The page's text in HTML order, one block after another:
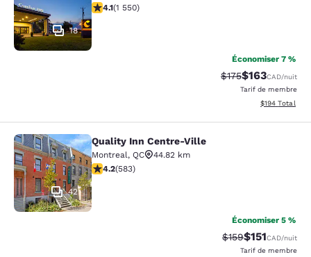
18
4.14 étoiles. Très bon. 1550 commentaires
4.1(1 550)
Économiser 7 %
Tarif barré :
$175Tarif réduit :
$163CAD/nuit
Tarif de membre
Afficher les
$194 Total
Quality Inn Centre-Ville
42
Quality Inn Centre-Ville
Montreal, QC
44.82 km
4.16 étoiles. Très bon. 583 commentaires
4.2(583)
Économiser 5 %
Tarif barré :
$159Tarif réduit :
$151CAD/nuit
Tarif de membre